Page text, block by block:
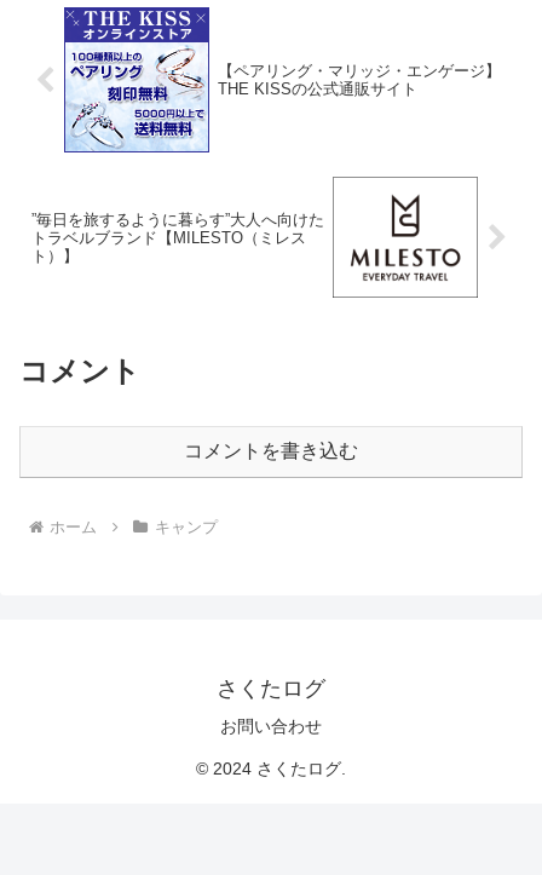
【ペアリング・マリッジ・エンゲージ】
THE KISSの公式通販サイト
”毎日を旅するように暮らす”大人へ向けた
トラベルブランド【MILESTO（ミレス
ト）】
コメント
コメントを書き込む
ホーム キャンプ
さくたログ
お問い合わせ
© 2024 さくたログ.